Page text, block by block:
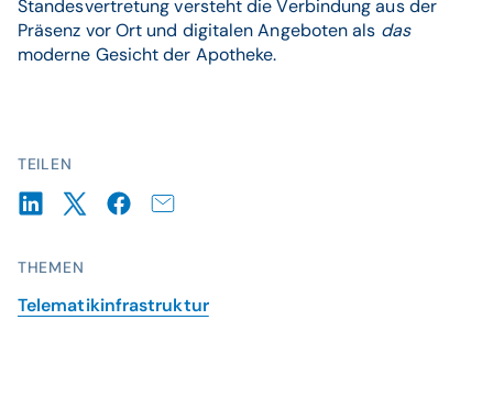
TEILEN
THEMEN
Telematikinfrastruktur
Standesvertretung versteht die Verbindung aus der
Präsenz vor Ort und digitalen Angeboten als das
moderne Gesicht der Apotheke.